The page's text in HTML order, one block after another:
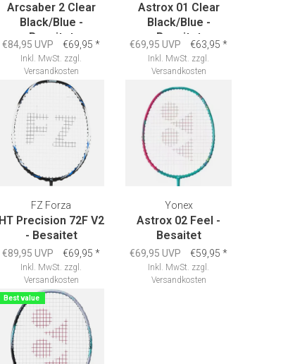
Arcsaber 2 Clear
Black/Blue -
Besaitet
€84,95 UVP €69,95 *
Inkl. MwSt. zzgl.
Versandkosten
Astrox 01 Clear
Black/Blue -
Besaitet
€69,95 UVP €63,95 *
Inkl. MwSt. zzgl.
Versandkosten
FZ Forza
HT Precision 72F V2
- Besaitet
€89,95 UVP €69,95 *
Inkl. MwSt. zzgl.
Versandkosten
Yonex
Astrox 02 Feel -
Besaitet
€69,95 UVP €59,95 *
Inkl. MwSt. zzgl.
Versandkosten
Best value